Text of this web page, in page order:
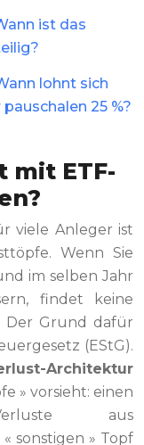
ist das
lohnt sich
25 %?
mit ETF-
viele Anleger ist
Wenn Sie
im selben Jahr
findet keine
Der Grund dafür
(EStG).
Architektur
» vorsieht: einen
aus
sonstigen » Topf